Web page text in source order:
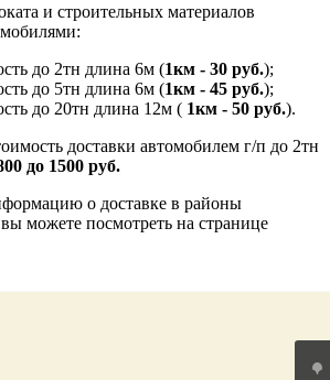
и строительных материалов
до 2тн длина 6м (1км - 30 руб.);
до 5тн длина 6м (1км - 45 руб.);
до 20тн длина 12м ( 1км - 50 руб.).
доставки автомобилем г/п до 2тн
до 1500 руб.
о доставке в районы
можете посмотреть на странице